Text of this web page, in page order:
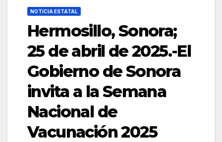
NOTICIA ESTATAL
Hermosillo, Sonora;
25 de abril de 2025.-El
Gobierno de Sonora
invita a la Semana
Nacional de
Vacunación 2025